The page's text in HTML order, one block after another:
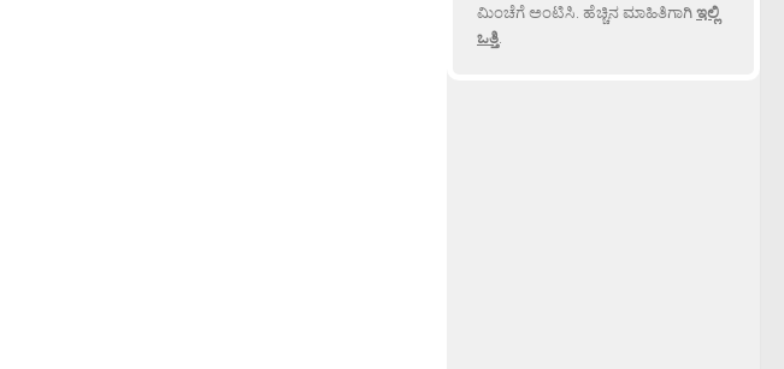
ಮಿಂಚೆಗೆ ಅಂಟಿಸಿ. ಹೆಚ್ಚಿನ ಮಾಹಿತಿಗಾಗಿಇಲ್ಲಿ
ಒತ್ತಿ.